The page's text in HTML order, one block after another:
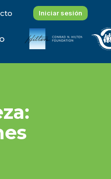
Iniciar sesión